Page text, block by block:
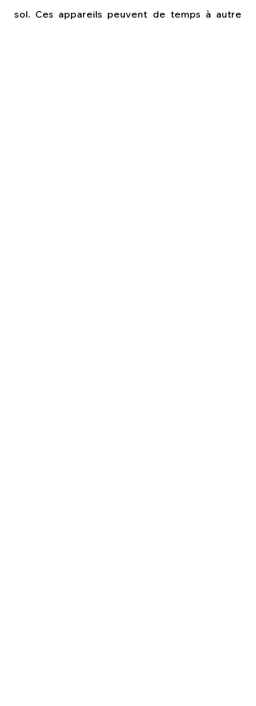
sol. Ces appareils peuvent de temps à autre